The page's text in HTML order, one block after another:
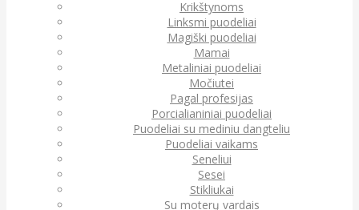
Krikštynoms
Linksmi puodeliai
Magiški puodeliai
Mamai
Metaliniai puodeliai
Močiutei
Pagal profesijas
Porcialianiniai puodeliai
Puodeliai su mediniu dangteliu
Puodeliai vaikams
Seneliui
Sesei
Stikliukai
Su moterų vardais